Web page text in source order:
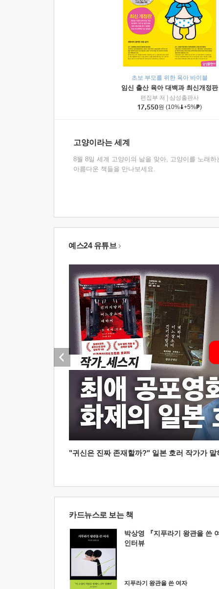
초보 부모를 위한 육아 바이블
임신 출산 육아 대백과 최신개정판
편집부 저
삼성출판사
17,550원 (10% +5% )
고양이라는 세계
8월 8일 세계 고양이의 날을 맞아, 고양이를 노래하
아름다운 책들을 만나보세요.
예스24 유튜브
"귀신은 진짜 존재할까?" 일본 호러 작가가
카드뉴스로 보는 책
박상영 『지푸라기 왕관을 쓴
인터뷰
지푸라기 왕관을 쓴 여자